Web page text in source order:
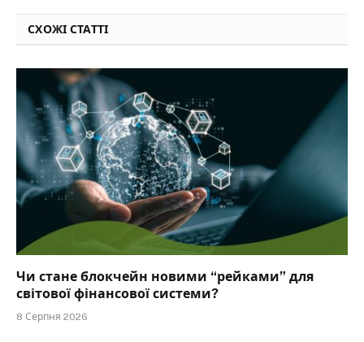
СХОЖІ СТАТТІ
Чи стане блокчейн новими “рейками” для
світової фінансової системи?
8 Серпня 2026